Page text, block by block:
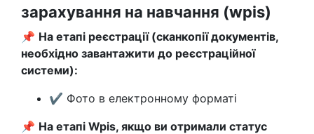
зарахування на навчання (wpis)
📌 На етапі реєстрації (сканкопії документів,
необхідно завантажити до реєстраційної
системи):
✔ Фото в електронному форматі
📌 На етапі Wpis, якщо ви отримали статус